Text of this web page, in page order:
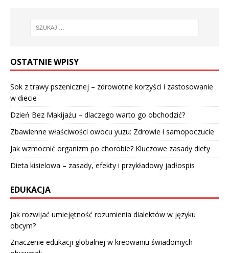
OSTATNIE WPISY
Sok z trawy pszenicznej – zdrowotne korzyści i zastosowanie
w diecie
Dzień Bez Makijażu – dlaczego warto go obchodzić?
Zbawienne właściwości owocu yuzu: Zdrowie i samopoczucie
Jak wzmocnić organizm po chorobie? Kluczowe zasady diety
Dieta kisielowa – zasady, efekty i przykładowy jadłospis
EDUKACJA
Jak rozwijać umiejętność rozumienia dialektów w języku
obcym?
Znaczenie edukacji globalnej w kreowaniu świadomych